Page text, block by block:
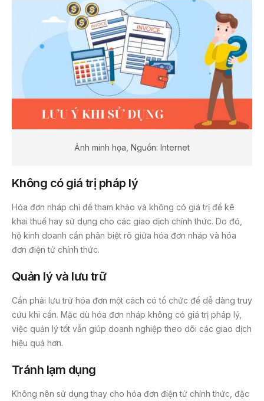
Ảnh minh họa, Nguồn: Internet
Không có giá trị pháp lý
Hóa đơn nháp chỉ để tham khảo và không có giá trị để kê
khai thuế hay sử dụng cho các giao dịch chính thức. Do đó,
hộ kinh doanh cần phân biệt rõ giữa hóa đơn nháp và hóa
đơn điện tử chính thức.
Quản lý và lưu trữ
Cần phải lưu trữ hóa đơn một cách có tổ chức để dễ dàng truy
cứu khi cần. Mặc dù hóa đơn nháp không có giá trị pháp lý,
việc quản lý tốt vẫn giúp doanh nghiệp theo dõi các giao dịch
hiệu quả hơn.
Tránh lạm dụng
Không nên sử dụng thay cho hóa đơn điện tử chính thức, đặc